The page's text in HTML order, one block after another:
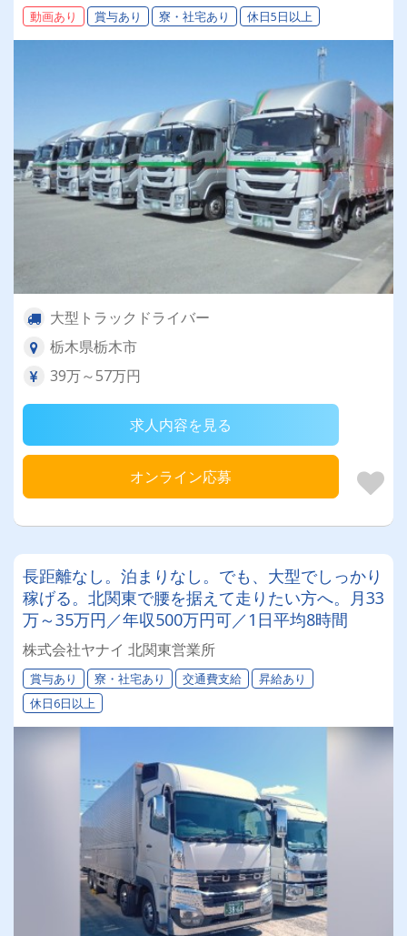
度あり＞
動画あり 賞与あり 寮・社宅あり 休日5日以上
大型トラックドライバー
栃木県栃木市
39万～57万円
求人内容を見る
オンライン応募
長距離なし。泊まりなし。でも、大型でしっかり
稼げる。北関東で腰を据えて走りたい方へ。月33
万～35万円／年収500万円可／1日平均8時間
株式会社ヤナイ 北関東営業所
賞与あり 寮・社宅あり 交通費支給
昇給あり
休日6日以上